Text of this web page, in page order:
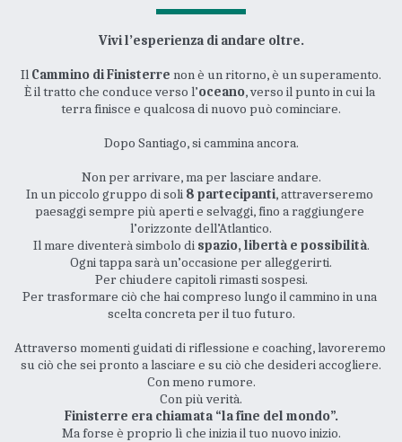
Vivi l’esperienza di andare oltre.
Il Cammino di Finisterre non è un ritorno, è un superamento.
È il tratto che conduce verso l’oceano, verso il punto in cui la
terra finisce e qualcosa di nuovo può cominciare.
Dopo Santiago, si cammina ancora.
Non per arrivare, ma per lasciare andare.
In un piccolo gruppo di soli 8 partecipanti, attraverseremo
paesaggi sempre più aperti e selvaggi, fino a raggiungere
l’orizzonte dell’Atlantico.
Il mare diventerà simbolo di spazio, libertà e possibilità.
Ogni tappa sarà un’occasione per alleggerirti.
Per chiudere capitoli rimasti sospesi.
Per trasformare ciò che hai compreso lungo il cammino in una
scelta concreta per il tuo futuro.
Attraverso momenti guidati di riflessione e coaching, lavoreremo
su ciò che sei pronto a lasciare e su ciò che desideri accogliere.
Con meno rumore.
Con più verità.
Finisterre era chiamata “la fine del mondo”.
Ma forse è proprio lì che inizia il tuo nuovo inizio.